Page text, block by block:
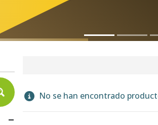
No se han encontrado